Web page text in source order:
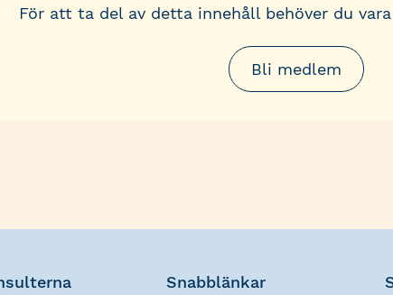
För att ta del av detta innehåll behöver du
Bli medlem
Snabblänkar